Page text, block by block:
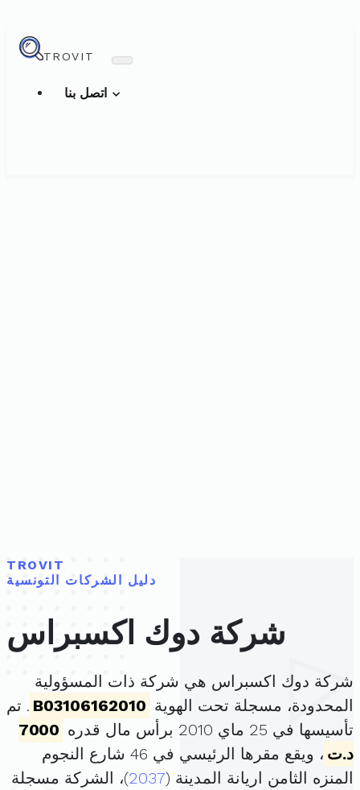
TROVIT
TROVIT
دليل الشركات التونسية
شركة دوك اكسبراس
شركة دوك اكسبراس هي شركة ذات المسؤولية
المحدودة، مسجلة تحت الهوية B03106162010 . تم
تأسيسها في 25 ماي 2010 برأس مال قدره
7000
د.ت
، ويقع مقرها الرئيسي في 46 شارع النجوم
المنزه الثامن اريانة المدينة (2037)، الشركة مسجلة